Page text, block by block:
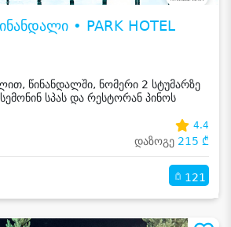
• PARK HOTEL
წინანდალში, ნომერი 2 სტუმარზე
სპას და რესტორან პინოს
4.4
დაზოგე 215 ₾
121